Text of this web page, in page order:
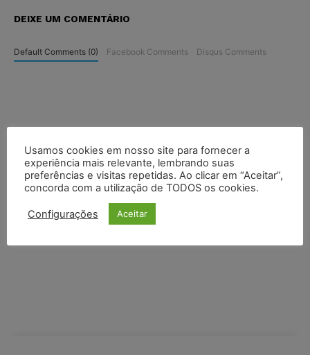
DEIXE UM COMENTÁRIO
Default Comments (0) Facebook Comments Disqus Comments
Usamos cookies em nosso site para fornecer a
experiência mais relevante, lembrando suas
preferências e visitas repetidas. Ao clicar em “Aceitar”,
concorda com a utilização de TODOS os cookies.
Configurações Aceitar